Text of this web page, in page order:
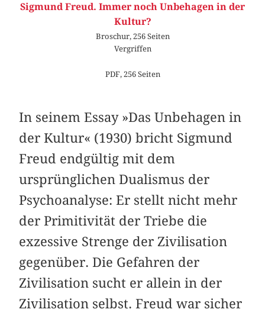
Sigmund Freud. Immer noch Unbehagen in der
Kultur?
Broschur, 256 Seiten
Vergriffen
PDF, 256 Seiten
In seinem Essay »Das Unbehagen in
der Kultur« (1930) bricht Sigmund
Freud endgültig mit dem
ursprünglichen Dualismus der
Psychoanalyse: Er stellt nicht mehr
der Primitivität der Triebe die
exzessive Strenge der Zivilisation
gegenüber. Die Gefahren der
Zivilisation sucht er allein in der
Zivilisation selbst. Freud war sicher